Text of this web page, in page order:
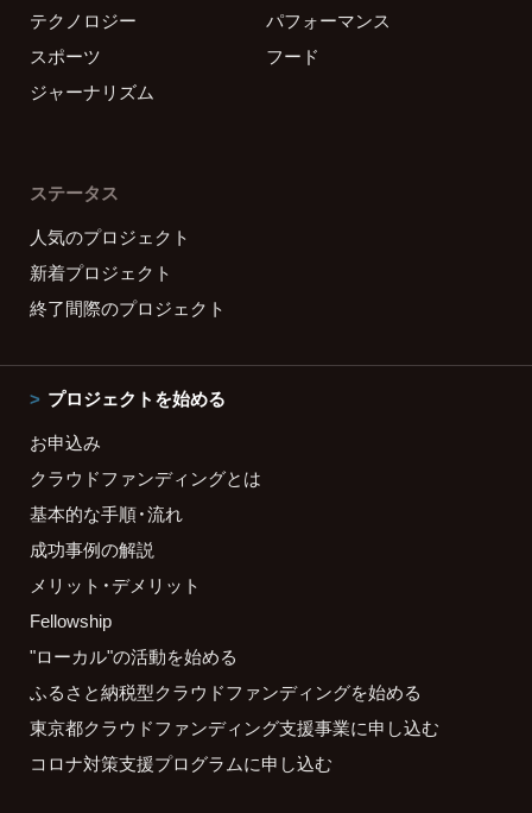
テクノロジー
パフォーマンス
スポーツ
フード
ジャーナリズム
ステータス
人気のプロジェクト
新着プロジェクト
終了間際のプロジェクト
プロジェクトを始める
お申込み
クラウドファンディングとは
基本的な手順・流れ
成功事例の解説
メリット・デメリット
Fellowship
"ローカル"の活動を始める
ふるさと納税型クラウドファンディングを始める
東京都クラウドファンディング支援事業に申し込む
コロナ対策支援プログラムに申し込む